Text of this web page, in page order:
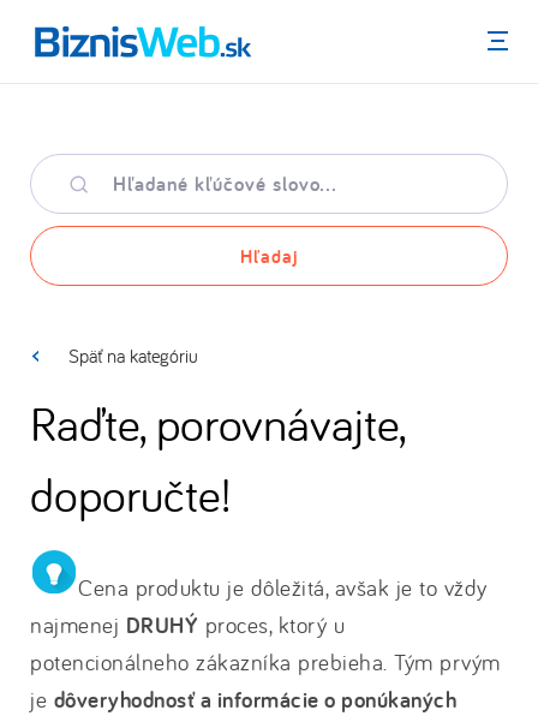
Menu
Hľadané
kľúčové
slovo
Hľadaj
Späť na kategóriu
Raďte, porovnávajte,
doporučte!
Cena produktu je dôležitá, avšak je to vždy
najmenej DRUHÝ proces, ktorý u
potencionálneho zákazníka prebieha. Tým prvým
je dôveryhodnosť a informácie o ponúkaných